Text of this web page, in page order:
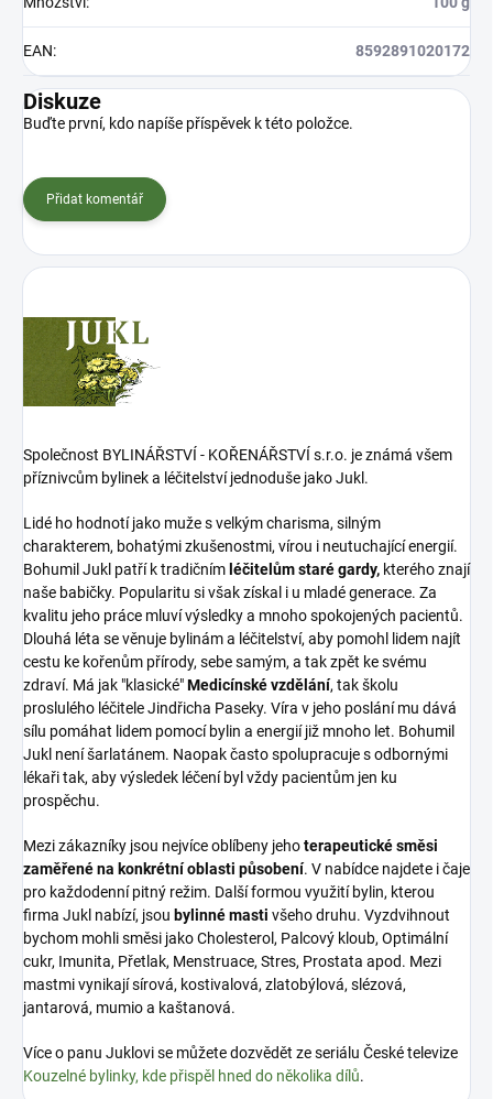
EAN: 8592891020172
Diskuze
Buďte první, kdo napíše příspěvek k této položce.
Přidat komentář
Společnost BYLINÁŘSTVÍ - KOŘENÁŘSTVÍ s.r.o. je známá všem
příznivcům bylinek a léčitelství jednoduše jako Jukl.
Lidé ho hodnotí jako muže s velkým charisma, silným
charakterem, bohatými zkušenostmi, vírou i neutuchající energií.
Bohumil Jukl patří k tradičním léčitelům staré gardy, kterého znají
naše babičky. Popularitu si však získal i u mladé generace. Za
kvalitu jeho práce mluví výsledky a mnoho spokojených pacientů.
Dlouhá léta se věnuje bylinám a léčitelství, aby pomohl lidem najít
cestu ke kořenům přírody, sebe samým, a tak zpět ke svému
zdraví. Má jak "klasické"Medicínské vzdělání, tak školu
proslulého léčitele Jindřicha Paseky. Víra v jeho poslání mu dává
sílu pomáhat lidem pomocí bylin a energií již mnoho let. Bohumil
Jukl není šarlatánem. Naopak často spolupracuje s odbornými
lékaři tak, aby výsledek léčení byl vždy pacientům jen ku
prospěchu.
Mezi zákazníky jsou nejvíce oblíbeny jehoterapeutické směsi
zaměřené na konkrétní oblasti působení. V nabídce najdete i čaje
pro každodenní pitný režim. Další formou využití bylin, kterou
firma Jukl nabízí, jsou bylinné masti všeho druhu. Vyzdvihnout
bychom mohli směsi jako Cholesterol, Palcový kloub, Optimální
cukr, Imunita, Přetlak, Menstruace, Stres, Prostata apod. Mezi
mastmi vynikají sírová, kostivalová, zlatobýlová, slézová,
jantarová, mumio a kaštanová.
Více o panu Juklovi se můžete dozvědět ze seriálu České televize
Kouzelné bylinky, kde přispěl hned do několika dílů.